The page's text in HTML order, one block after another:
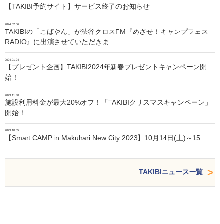
【TAKIBI予約サイト】サービス終了のお知らせ
2024.02.06
TAKIBIの「こばやん」が渋谷クロスFM『めざせ！キャンプフェス
RADIO』に出演させていただきま…
2024.01.24
【プレゼント企画】TAKIBI2024年新春プレゼントキャンペーン開
始！
2023.11.30
施設利用料金が最大20%オフ！「TAKIBIクリスマスキャンペーン」
開始！
2023.10.05
【Smart CAMP in Makuhari New City 2023】10月14日(土)～15…
TAKIBIニュース一覧